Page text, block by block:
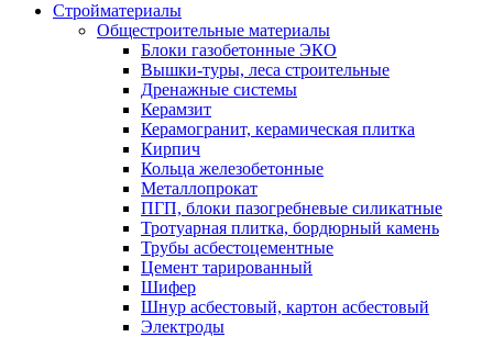
Стройматериалы
Oбщестроительные материалы
Блоки газобетонные ЭКО
Вышки-туры, леса строительные
Дренажные системы
Керамзит
Керамогранит, керамическая плитка
Кирпич
Кольца железобетонные
Металлопрокат
ПГП, блоки пазогребневые силикатные
Тротуарная плитка, бордюрный камень
Трубы асбестоцементные
Цемент тарированный
Шифер
Шнур асбестовый, картон асбестовый
Электроды